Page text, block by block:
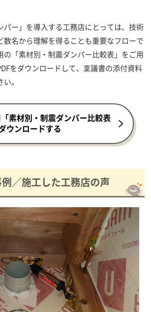
パー」を導入する工務店にとっては、技術
数名から理解を得ることも重要なフローで
の「素材別・制震ダンパー比較表」をご用
をダウンロードして、稟議書の添付資料
。
素材別・制震ダンパー比較表
ウンロードする
／施工した工務店の声